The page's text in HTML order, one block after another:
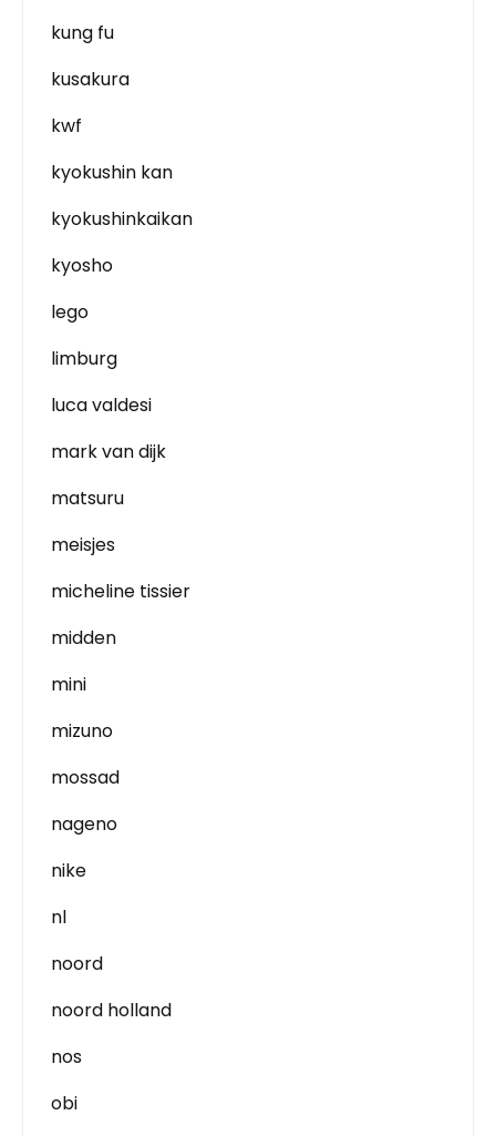
kung fu
kusakura
kwf
kyokushin kan
kyokushinkaikan
kyosho
lego
limburg
luca valdesi
mark van dijk
matsuru
meisjes
micheline tissier
midden
mini
mizuno
mossad
nageno
nike
nl
noord
noord holland
nos
obi